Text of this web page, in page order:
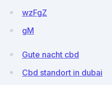
wzFgZ
gM
Gute nacht cbd
Cbd standort in dubai